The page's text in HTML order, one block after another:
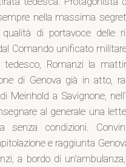
nella massima
di portavoce delle
Comando unificato
tedesco, Romanzi la
di Genova già in atto,
Meinhold a Savignone,
al generale una
senza condizioni.
e raggiunta
a bordo di